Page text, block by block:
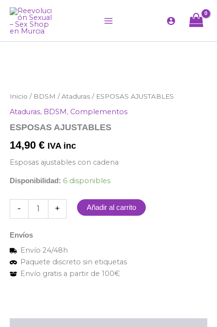
contenido
Inicio / BDSM /Ataduras / ESPOSAS AJUSTABLES
Ataduras, BDSM, Complementos
ESPOSAS AJUSTABLES
14,90 € IVA inc
Esposas ajustables con cadena
Disponibilidad: 6 disponibles
-
ESPOSAS
cantidad
+ Añadir al carrito
Envíos
Envío 24/48h
Paquete discreto sin etiquetas
Envío gratis a partir de 100€